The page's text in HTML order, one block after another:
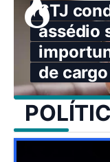
STJ
assédio
de